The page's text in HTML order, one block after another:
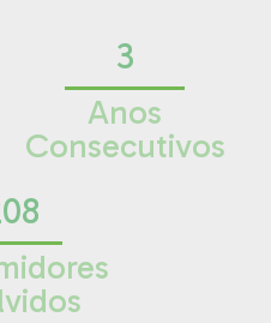
3
Anos
Consecutivos